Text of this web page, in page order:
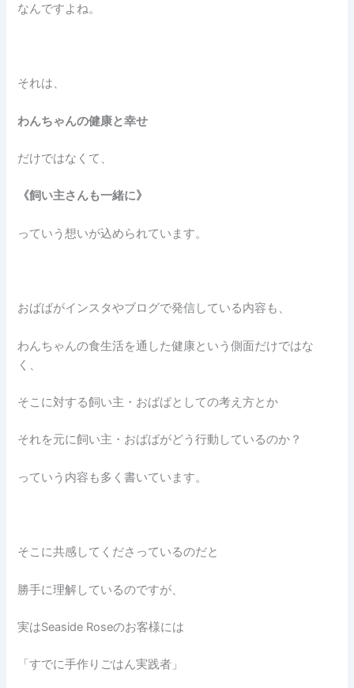
なんですよね。
それは、
わんちゃんの健康と幸せ
だけではなくて、
《飼い主さんも一緒に》
っていう想いが込められています。
おばばがインスタやブログで発信している内容も、
わんちゃんの食生活を通した健康という側面だけではな
く、
そこに対する飼い主・おばばとしての考え方とか
それを元に飼い主・おばばがどう行動しているのか？
っていう内容も多く書いています。
そこに共感してくださっているのだと
勝手に理解しているのですが、
実はSeaside Roseのお客様には
「すでに手作りごはん実践者」